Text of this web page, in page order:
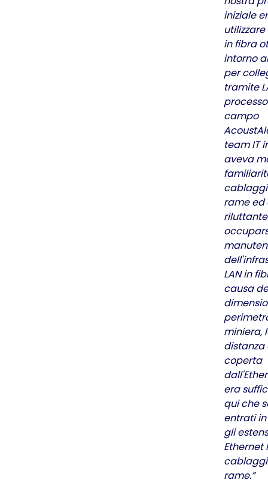
iniziale
in fibra
intorno
per
tramite
campo
team IT
aveva
rame ed
LAN in
causa
miniera,
distanza
coperta
era
qui che
entrati
gli
Ethernet
rame.”